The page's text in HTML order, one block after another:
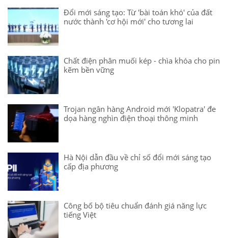
Đổi mới sáng tạo: Từ 'bài toán khó' của đất
nước thành 'cơ hội mới' cho tương lai
Chất điện phân muối kép - chìa khóa cho pin
kẽm bền vững
Trojan ngân hàng Android mới 'Klopatra' đe
dọa hàng nghìn điện thoại thông minh
Hà Nội dẫn đầu về chỉ số đổi mới sáng tạo
cấp địa phương
Công bố bộ tiêu chuẩn đánh giá năng lực
tiếng Việt